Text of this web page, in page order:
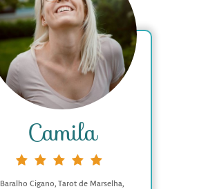
Camila
Baralho Cigano, Tarot de Marselha,